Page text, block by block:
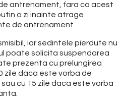
antrenament, fara ca acest
o zi inainte atrage
de antrenament.
iar sedintele pierdute nu
poate solicita suspendarea
prezenta cu prelungirea
zile daca este vorba de
cu 15 zile daca este vorba